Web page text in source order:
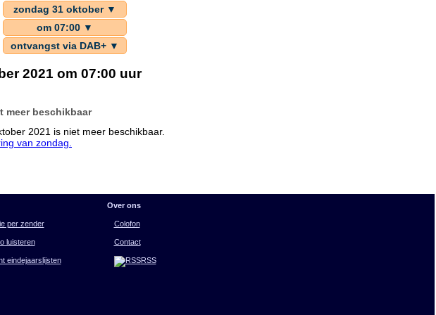
zondag 31 oktober ▼
om 07:00 ▼
ontvangst via DAB+ ▼
2021 om 07:00 uur
meer beschikbaar
2021 is niet meer beschikbaar.
van zondag.
per zender
luisteren
eindejaarslijsten
Over ons
Colofon
Contact
RSS